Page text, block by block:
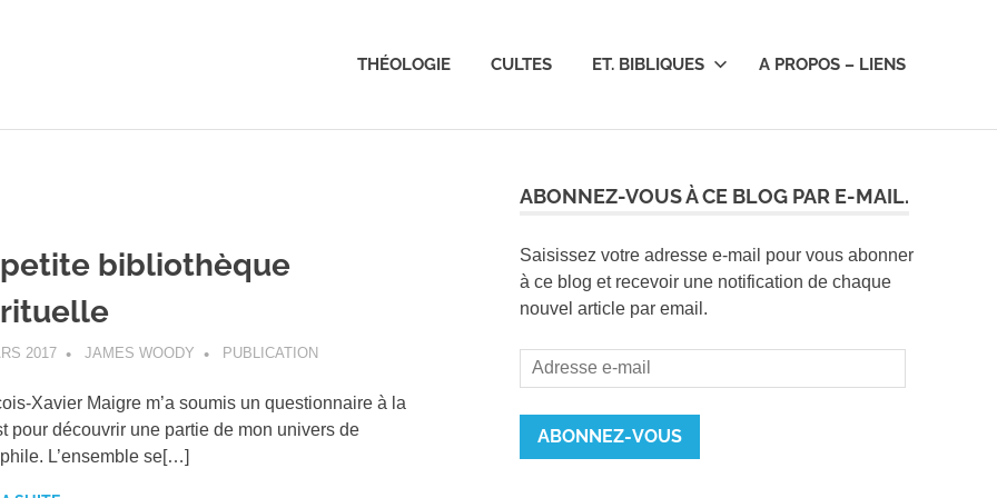
THÉOLOGIE CULTES ET. BIBLIQUES A PROPOS – LIENS
bibliothèque
2017 JAMES WOODY PUBLICATION
Xavier Maigre m’a soumis un questionnaire à la
pour découvrir une partie de mon univers de
L’ensemble se[…]
ABONNEZ-VOUS À CE BLOG PAR E-MAIL.
Saisissez votre adresse e-mail pour vous abonner
à ce blog et recevoir une notification de chaque
nouvel article par email.
Adresse
e-
mail
ABONNEZ-VOUS